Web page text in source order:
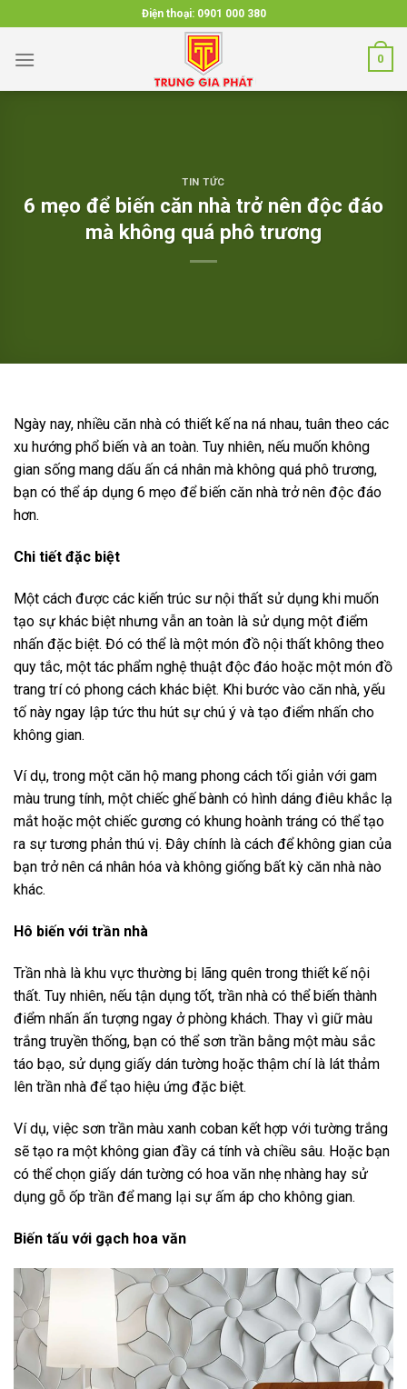
to
content
Điện thoại: 0901 000 380
0
TIN TỨC
6 mẹo để biến căn nhà trở nên độc đáo
mà không quá phô trương
Ngày nay, nhiều căn nhà có thiết kế na ná nhau, tuân theo các
xu hướng phổ biến và an toàn. Tuy nhiên, nếu muốn không
gian sống mang dấu ấn cá nhân mà không quá phô trương,
bạn có thể áp dụng 6 mẹo để biến căn nhà trở nên độc đáo
hơn.
Chi tiết đặc biệt
Một cách được các kiến trúc sư nội thất sử dụng khi muốn
tạo sự khác biệt nhưng vẫn an toàn là sử dụng một điểm
nhấn đặc biệt. Đó có thể là một món đồ nội thất không theo
quy tắc, một tác phẩm nghệ thuật độc đáo hoặc một món đồ
trang trí có phong cách khác biệt. Khi bước vào căn nhà, yếu
tố này ngay lập tức thu hút sự chú ý và tạo điểm nhấn cho
không gian.
Ví dụ, trong một căn hộ mang phong cách tối giản với gam
màu trung tính, một chiếc ghế bành có hình dáng điêu khắc lạ
mắt hoặc một chiếc gương có khung hoành tráng có thể tạo
ra sự tương phản thú vị. Đây chính là cách để không gian của
bạn trở nên cá nhân hóa và không giống bất kỳ căn nhà nào
khác.
Hô biến với trần nhà
Trần nhà là khu vực thường bị lãng quên trong thiết kế nội
thất. Tuy nhiên, nếu tận dụng tốt, trần nhà có thể biến thành
điểm nhấn ấn tượng ngay ở phòng khách. Thay vì giữ màu
trắng truyền thống, bạn có thể sơn trần bằng một màu sắc
táo bạo, sử dụng giấy dán tường hoặc thậm chí là lát thảm
lên trần nhà để tạo hiệu ứng đặc biệt.
Ví dụ, việc sơn trần màu xanh coban kết hợp với tường trắng
sẽ tạo ra một không gian đầy cá tính và chiều sâu. Hoặc bạn
có thể chọn giấy dán tường có hoa văn nhẹ nhàng hay sử
dụng gỗ ốp trần để mang lại sự ấm áp cho không gian.
Biến tấu với gạch hoa văn